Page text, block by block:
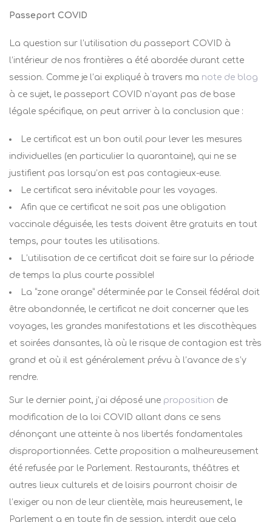
Passeport COVID
La question sur l’utilisation du passeport COVID à
l’intérieur de nos frontières a été abordée durant cette
session. Comme je l’ai expliqué à travers ma note de blog
à ce sujet, le passeport COVID n’ayant pas de base
légale spécifique, on peut arriver à la conclusion que :
Le certificat est un bon outil pour lever les mesures
individuelles (en particulier la quarantaine), qui ne se
justifient pas lorsqu’on est pas contagieux-euse.
Le certificat sera inévitable pour les voyages.
Afin que ce certificat ne soit pas une obligation
vaccinale déguisée, les tests doivent être gratuits en tout
temps, pour toutes les utilisations.
L’utilisation de ce certificat doit se faire sur la période
de temps la plus courte possible!
La “zone orange” déterminée par le Conseil fédéral doit
être abandonnée, le certificat ne doit concerner que les
voyages, les grandes manifestations et les discothèques
et soirées dansantes, là où le risque de contagion est très
grand et où il est généralement prévu à l’avance de s’y
rendre.
Sur le dernier point, j’ai déposé une proposition de
modification de la loi COVID allant dans ce sens
dénonçant une atteinte à nos libertés fondamentales
disproportionnées. Cette proposition a malheureusement
été refusée par le Parlement. Restaurants, théâtres et
autres lieux culturels et de loisirs pourront choisir de
l’exiger ou non de leur clientèle, mais heureusement, le
Parlement a en toute fin de session, interdit que cela